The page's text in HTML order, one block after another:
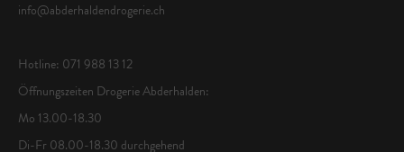
info@abderhaldendrogerie.ch
Hotline: 071 988 13 12
Öffnungszeiten Drogerie Abderhalden:
Mo 13.00-18.30
Di-Fr 08.00-18.30 durchgehend